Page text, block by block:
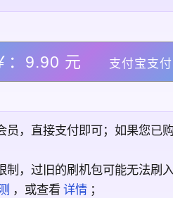
：9.90 元 支付宝支付
员，直接支付即可；如果您已
制，过旧的刷机包可能无法刷
，或查看详情 ；